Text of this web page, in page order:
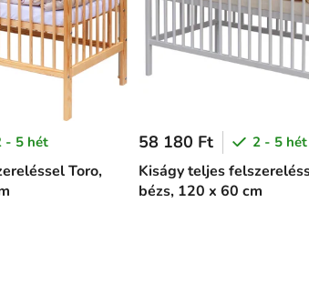
Toro,
- 5 hét
Kiságy teljes
bézs, 120 x 60 cm
58 180 Ft 2 - 5 hét